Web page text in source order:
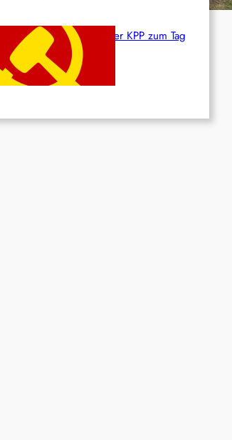
Beschluss des ZK der KPP zum Tag
des Heldentums
Juni 19, 2026